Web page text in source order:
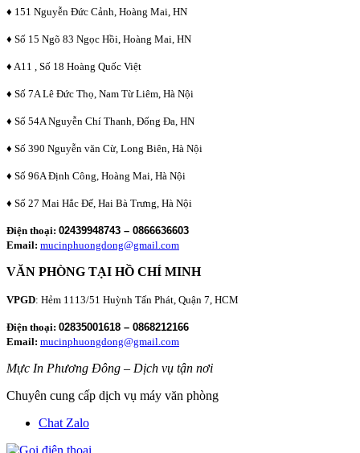
♦ 151 Nguyễn Đức Cảnh, Hoàng Mai, HN
♦ Số 15 Ngõ 83 Ngọc Hồi, Hoàng Mai, HN
♦ A11 , Số 18 Hoàng Quốc Việt
♦ Số 7A Lê Đức Thọ, Nam Từ Liêm, Hà Nội
♦ Số 54A Nguyễn Chí Thanh, Đống Đa, HN
♦ Số 390 Nguyễn văn Cừ, Long Biên, Hà Nội
♦ Số 96A Định Công, Hoàng Mai, Hà Nội
♦ Số 27 Mai Hắc Đế, Hai Bà Trưng, Hà Nội
Điện thoại: 02439948743 – 0866636603
Email: mucinphuongdong@gmail.com
VĂN PHÒNG TẠI HỒ CHÍ MINH
VPGD: Hẻm 1113/51 Huỳnh Tấn Phát, Quận 7, HCM
Điện thoại: 02835001618 – 0868212166
Email: mucinphuongdong@gmail.com
Mực In Phương Đông – Dịch vụ tận nơi
Chuyên cung cấp dịch vụ máy văn phòng
Chat Zalo